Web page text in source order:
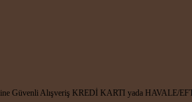
Güvenli Alışveriş KREDİ KARTI yada HAVALE/